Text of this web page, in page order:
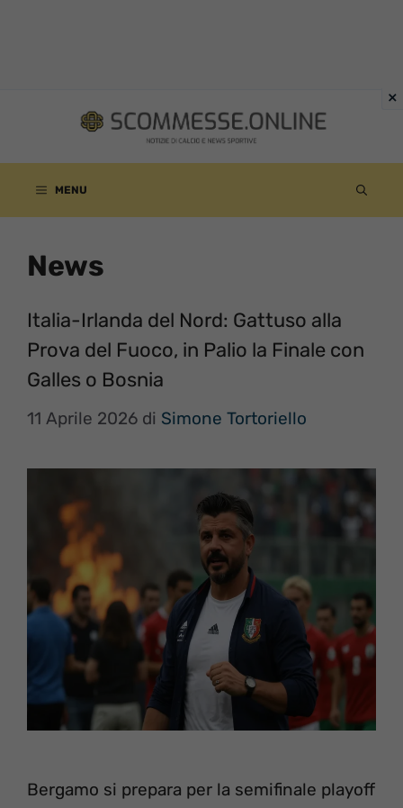
contenuto
MENU
News
Italia-Irlanda del Nord: Gattuso alla
Prova del Fuoco, in Palio la Finale con
Galles o Bosnia
11 Aprile 2026 di Simone Tortoriello
Bergamo si prepara per la semifinale playoff